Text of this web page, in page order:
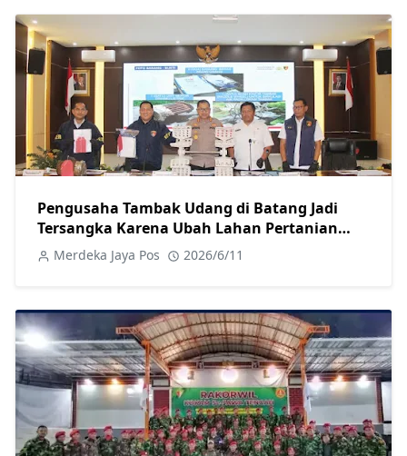
Pengusaha Tambak Udang di Batang Jadi
Tersangka Karena Ubah Lahan Pertanian
Secara Ilegal
Merdeka Jaya Pos 2026/6/11